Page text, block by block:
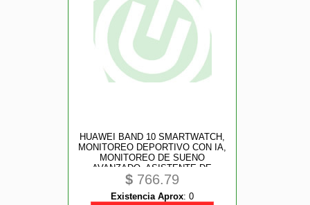
HUAWEI BAND 10 SMARTWATCH,
MONITOREO DEPORTIVO CON IA,
MONITOREO DE SUENO
AVANZADO, ASISTENTE DE
BIENESTAR EMOCIONAL, CARGA
RAPIDA, COMPATIBLE CON IOS Y
ANDROID, COLOR NEGRO
$ 766.79
Existencia Aprox: 0